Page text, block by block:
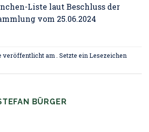
Liste laut Beschluss der
vom 25.06.2024
veröffentlicht am . Setzte ein Lesezeichen
BÜRGER